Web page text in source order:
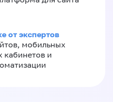
от экспертов
мобильных
кабинетов и